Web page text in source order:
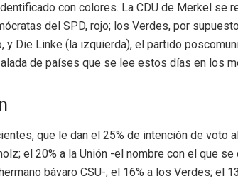
con colores. La CDU de Merkel se
del SPD, rojo; los Verdes, por
y Die Linke (la izquierda), el partido
de países que se lee estos días en los
que le dan el 25% de intención de voto
el 20% a la Unión -el nombre con el que se
bávaro CSU-; el 16% a los Verdes; el